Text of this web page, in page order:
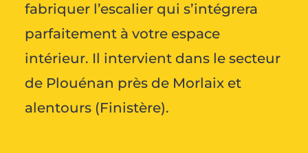
fabriquer l’escalier qui s’intégrera
parfaitement à votre espace
intérieur. Il intervient dans le secteur
de Plouénan près de Morlaix et
alentours (Finistère).